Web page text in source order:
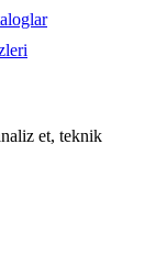
et, teknik